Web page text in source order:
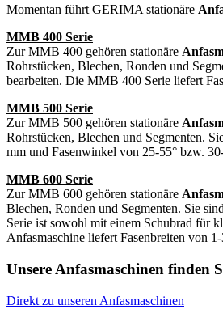
Momentan führt GERIMA stationäre
MMB 400 Serie
Zur MMB 400 gehören stationäre
Rohrstücken, Blechen, Ronden und
bearbeiten. Die MMB 400 Serie liefert
MMB 500 Serie
Zur MMB 500 gehören stationäre
Rohrstücken, Blechen und Segmenten.
mm und Fasenwinkel von 25-55° bzw.
MMB 600 Serie
Zur MMB 600 gehören stationäre
Blechen, Ronden und Segmenten. Sie
Serie ist sowohl mit einem Schubrad für
Anfasmaschine liefert Fasenbreiten von
Unsere Anfasmaschinen finden
Direkt zu unseren Anfasmaschinen